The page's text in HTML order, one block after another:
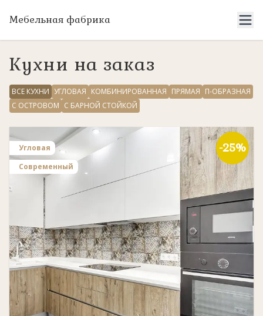
Мебельная фабрика
Кухни на заказ
ВСЕ КУХНИ УГЛОВАЯ КОМБИНИРОВАННАЯ ПРЯМАЯ П-ОБРАЗНАЯ
С ОСТРОВОМ С БАРНОЙ СТОЙКОЙ
-25%
Угловая
Современный